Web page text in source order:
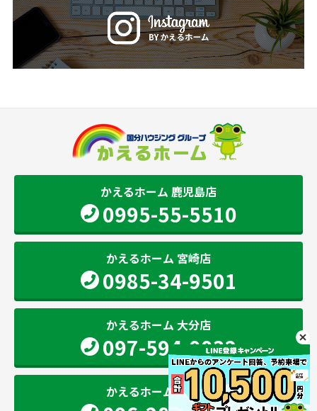
かえるホーム 鹿児島店
0995-55-5510
かえるホーム 宮崎店
0985-34-9501
かえるホーム 大分店
097-594-0032
かえるホーム 熊本店